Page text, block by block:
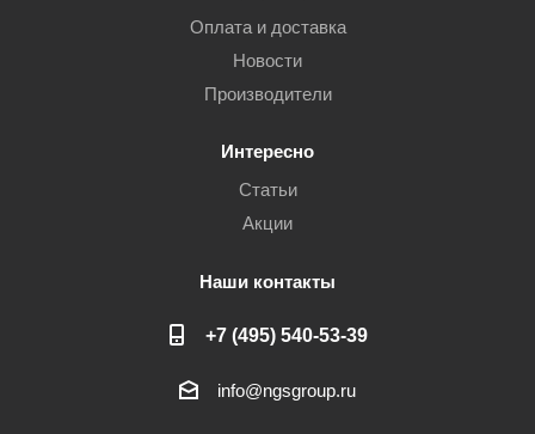
Оплата и доставка
Новости
Производители
Интересно
Статьи
Акции
Наши контакты
+7 (495) 540-53-39
info@ngsgroup.ru